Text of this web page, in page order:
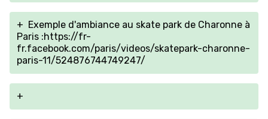
+ Exemple d'ambiance au skate park de Charonne à
Paris :https://fr-
fr.facebook.com/paris/videos/skatepark-charonne-
paris-11/524876744749247/
+